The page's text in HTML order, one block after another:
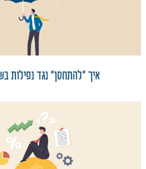
איך "להתחסן" נגד נפילות